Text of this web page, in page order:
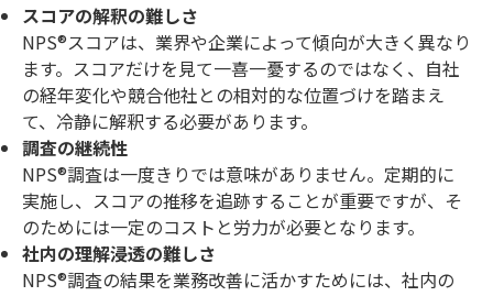
スコアの解釈の難しさ
NPS®スコアは、業界や企業によって傾向が大きく異なり
ます。スコアだけを見て一喜一憂するのではなく、自社
の経年変化や競合他社との相対的な位置づけを踏まえ
て、冷静に解釈する必要があります。
調査の継続性
NPS®調査は一度きりでは意味がありません。定期的に
実施し、スコアの推移を追跡することが重要ですが、そ
のためには一定のコストと労力が必要となります。
社内の理解浸透の難しさ
NPS®調査の結果を業務改善に活かすためには、社内の